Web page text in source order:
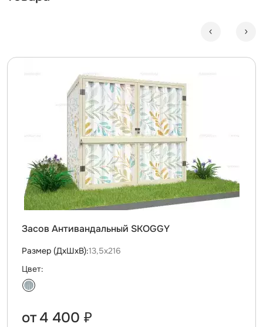
Засов Антивандальный SKOGGY
Размер (ДxШxВ):13,5х216
Цвет:
от 4 400 ₽